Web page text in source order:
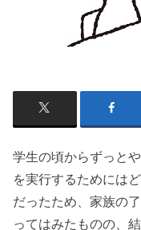
学生の頃からずっと
を実行するためには
だったため、家族の
ってはみたものの、